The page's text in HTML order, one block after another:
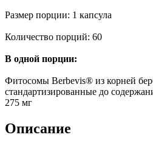
Размер порции: 1 капсула
Количество порций: 60
В одной порции:
Фитосомы Berbevis® из корней
стандартизированные до
275 мг
Описание